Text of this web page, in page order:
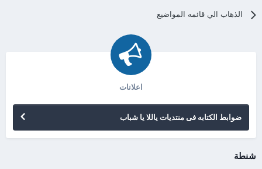
الذهاب الي قائمه المواضيع
اعلانات
ضوابط الكتابه فى منتديات ياللا يا شباب
شنطة